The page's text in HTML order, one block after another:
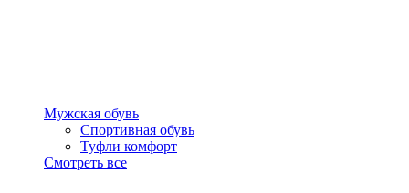
Мужская обувь
Спортивная обувь
Туфли комфорт
Смотреть все